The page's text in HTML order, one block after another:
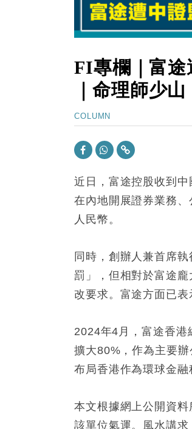
FI專欄｜富途
｜命理師少山
COLUMN
近日，富途控股收到
在內地開展證券業務
人民幣。
同時，創辦人兼首席
罰」，但相對於富途
改要求。富途方面已表
2024年4月，富途香港
擴大80%，作為主要
布局香港作為環球金融
本文根據網上公開資
該單位氣運。風水講